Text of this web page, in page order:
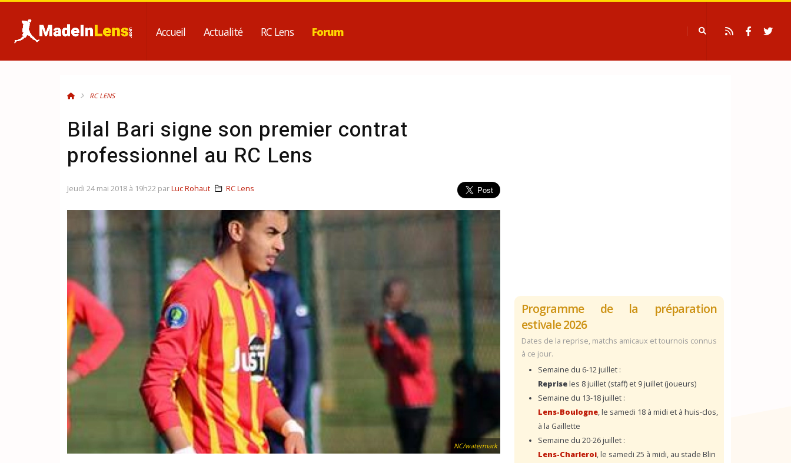
Accueil Actualité RC Lens Forum
RC LENS
Bilal Bari signe son premier contrat
professionnel au RC Lens
NC/watermark
Jeudi 24 mai 2018 à 19h22 parLuc Rohaut RC Lens
Programme de la préparation
estivale 2026
Dates de la reprise, matchs amicaux et tournois connus
à ce jour.
Semaine du 6-12 juillet :
Repriseles 8 juillet (staff) et 9 juillet (joueurs)
Semaine du 13-18 juillet :
Lens-Boulogne, le samedi 18 à midi et à huis-clos,
à la Gaillette
Semaine du 20-26 juillet :
Lens-Charleroi, le samedi 25 à midi, au stade Blin